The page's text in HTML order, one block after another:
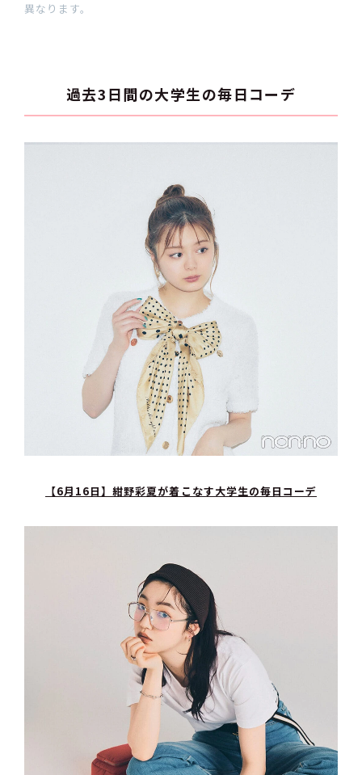
異なります。
過去3日間の大学生の毎日コーデ
【6月16日】紺野彩夏が着こなす大学生の毎日コーデ